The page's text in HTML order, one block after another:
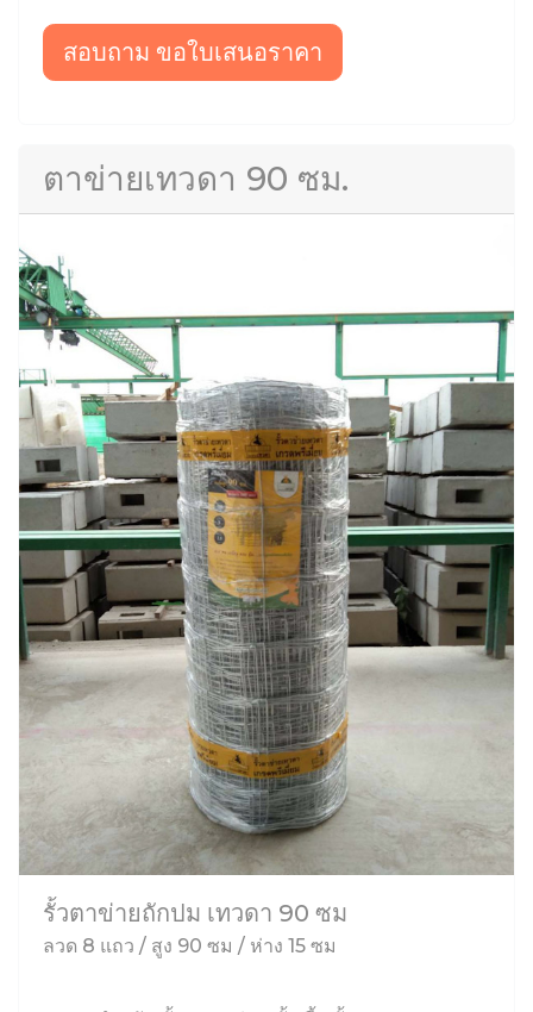
สอบถาม ขอใบเสนอราคา
ตาข่ายเทวดา 90 ซม.
รั้วตาข่ายถักปม เทวดา 90 ซม
ลวด 8 แถว / สูง 90 ซม / ห่าง 15 ซม